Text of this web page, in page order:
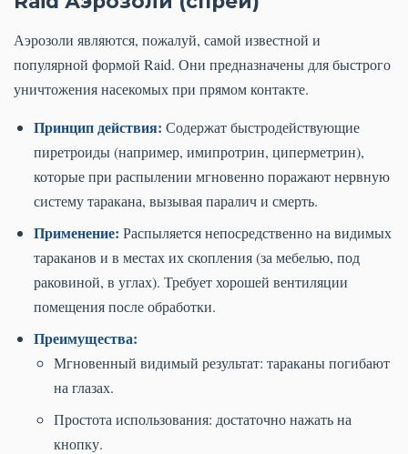
Аэрозоли являются, пожалуй, самой известной и
популярной формой Raid. Они предназначены для быстрого
уничтожения насекомых при прямом контакте.
Принцип действия: Содержат быстродействующие
пиретроиды (например, имипротрин, циперметрин),
которые при распылении мгновенно поражают нервную
систему таракана, вызывая паралич и смерть.
Применение: Распыляется непосредственно на видимых
тараканов и в местах их скопления (за мебелью, под
раковиной, в углах). Требует хорошей вентиляции
помещения после обработки.
Преимущества:
Мгновенный видимый результат: тараканы погибают
на глазах.
Простота использования: достаточно нажать на
кнопку.